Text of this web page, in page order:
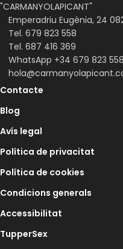
"CARMANYOLAPICANT"
Emperadriu Eugènia, 24
Tel. 679 823 558
Tel. 687 416 369
WhatsApp +34 679 823 558
Contacte
Blog
Avís legal
Política de privacitat
Política de cookies
Condicions generals
Accessibilitat
TupperSex